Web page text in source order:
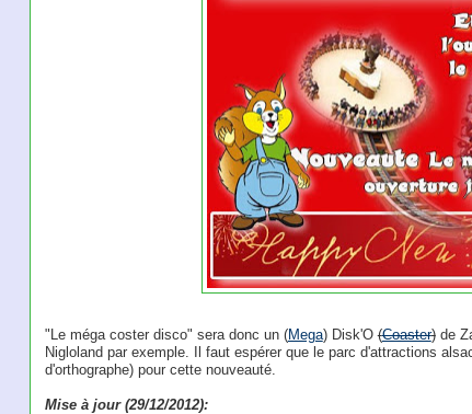
"Le méga coster disco" sera donc un (Mega) Disk'O(Coaster)de
Nigloland par exemple. Il faut espérer que le parc d'attractions
d'orthographe) pour cette nouveauté.
Mise à jour (29/12/2012):